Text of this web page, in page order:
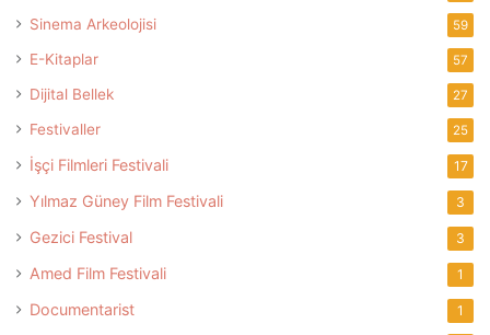
Sinema Arkeolojisi 59
E-Kitaplar 57
Dijital Bellek 27
Festivaller 25
İşçi Filmleri Festivali 17
Yılmaz Güney Film Festivali 3
Gezici Festival 3
Amed Film Festivali 1
Documentarist 1